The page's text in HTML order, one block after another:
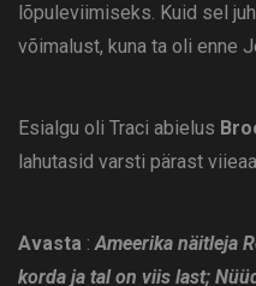
lõpuleviimiseks. Kuid sel
võimalust, kuna ta oli enne
Esialgu oli Traci abielus
lahutasid varsti pärast
Avasta :Ameerika näitleja
korda ja tal on viis last;